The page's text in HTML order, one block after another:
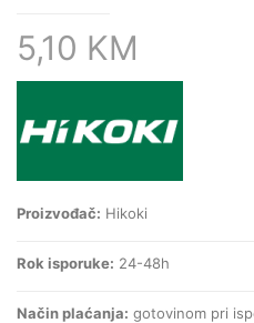
5,10 KM
Proizvođač: Hikoki
Rok isporuke: 24-48h
Način plaćanja: gotovinom pri